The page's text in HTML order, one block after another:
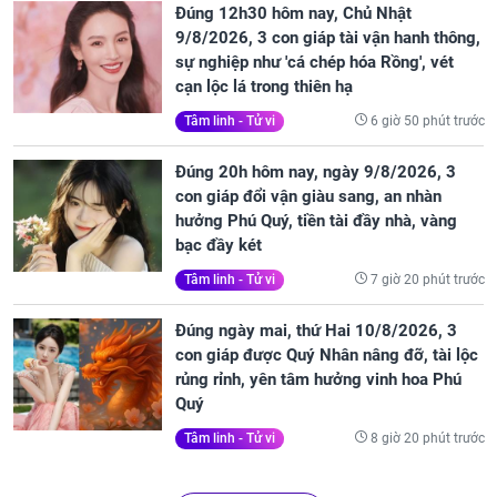
Đúng 12h30 hôm nay, Chủ Nhật
9/8/2026, 3 con giáp tài vận hanh thông,
sự nghiệp như 'cá chép hóa Rồng', vét
cạn lộc lá trong thiên hạ
Tâm linh - Tử vi 6 giờ 50 phút trước
Đúng 20h hôm nay, ngày 9/8/2026, 3
con giáp đổi vận giàu sang, an nhàn
hưởng Phú Quý, tiền tài đầy nhà, vàng
bạc đầy két
Tâm linh - Tử vi 7 giờ 20 phút trước
Đúng ngày mai, thứ Hai 10/8/2026, 3
con giáp được Quý Nhân nâng đỡ, tài lộc
rủng rỉnh, yên tâm hưởng vinh hoa Phú
Quý
Tâm linh - Tử vi 8 giờ 20 phút trước